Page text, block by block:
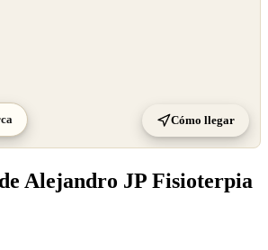
Cómo llegar
Alejandro JP Fisioterpia